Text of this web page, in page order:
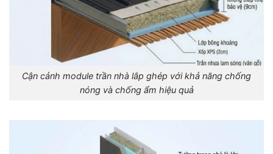
Cận cảnh module trần nhà lắp ghép với khả năng chống
nóng và chống ẩm hiệu quả